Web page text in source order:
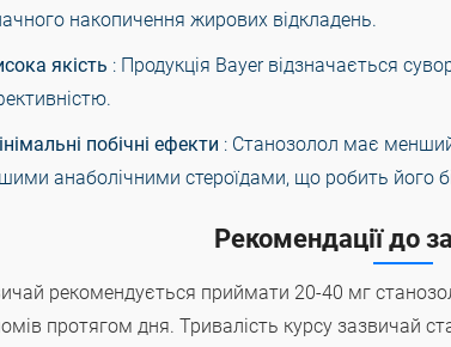
накопичення жирових відкладень.
якість : Продукція Bayer відзначається
побічні ефекти : Станозолол має
анаболічними стероїдами, що робить його
Рекомендації до
рекомендується приймати 20-40 мг
протягом дня. Тривалість курсу зазвичай